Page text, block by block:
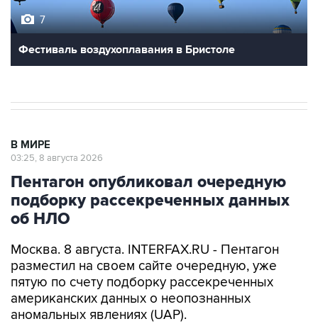
7
Фестиваль воздухоплавания в Бристоле
В МИРЕ
03:25, 8 августа 2026
Пентагон опубликовал очередную
подборку рассекреченных данных
об НЛО
Москва. 8 августа. INTERFAX.RU - Пентагон
разместил на своем сайте очередную, уже
пятую по счету подборку рассекреченных
американских данных о неопознанных
аномальных явлениях (UAP).